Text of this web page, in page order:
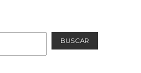
BUSCAR